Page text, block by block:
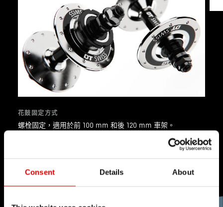
Consent Details About
花鼓固定方式
螺栓固定，適用於前 100 mm 和後 120 mm 車架。